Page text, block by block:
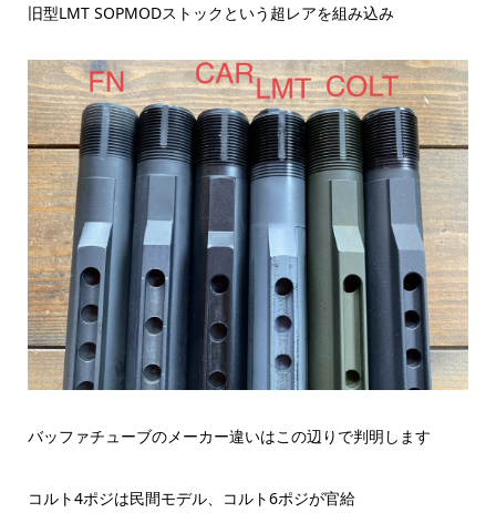
旧型LMT SOPMODストックという超レアを組み込み
バッファチューブのメーカー違いはこの辺りで判明します
コルト4ポジは民間モデル、コルト6ポジが官給